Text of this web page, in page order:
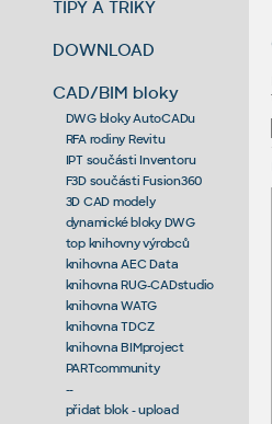
TIPY A TRIKY
DOWNLOAD
CAD/BIM bloky
DWG bloky AutoCADu
RFA rodiny Revitu
IPT součásti Inventoru
F3D součásti Fusion360
3D CAD modely
dynamické bloky DWG
top knihovny výrobců
knihovna AEC Data
knihovna RUG-CADstudio
knihovna WATG
knihovna TDCZ
knihovna BIMproject
PARTcommunity
--
přidat blok - upload